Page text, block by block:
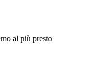
al più presto